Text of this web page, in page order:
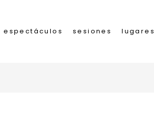
espectáculos sesiones lugares